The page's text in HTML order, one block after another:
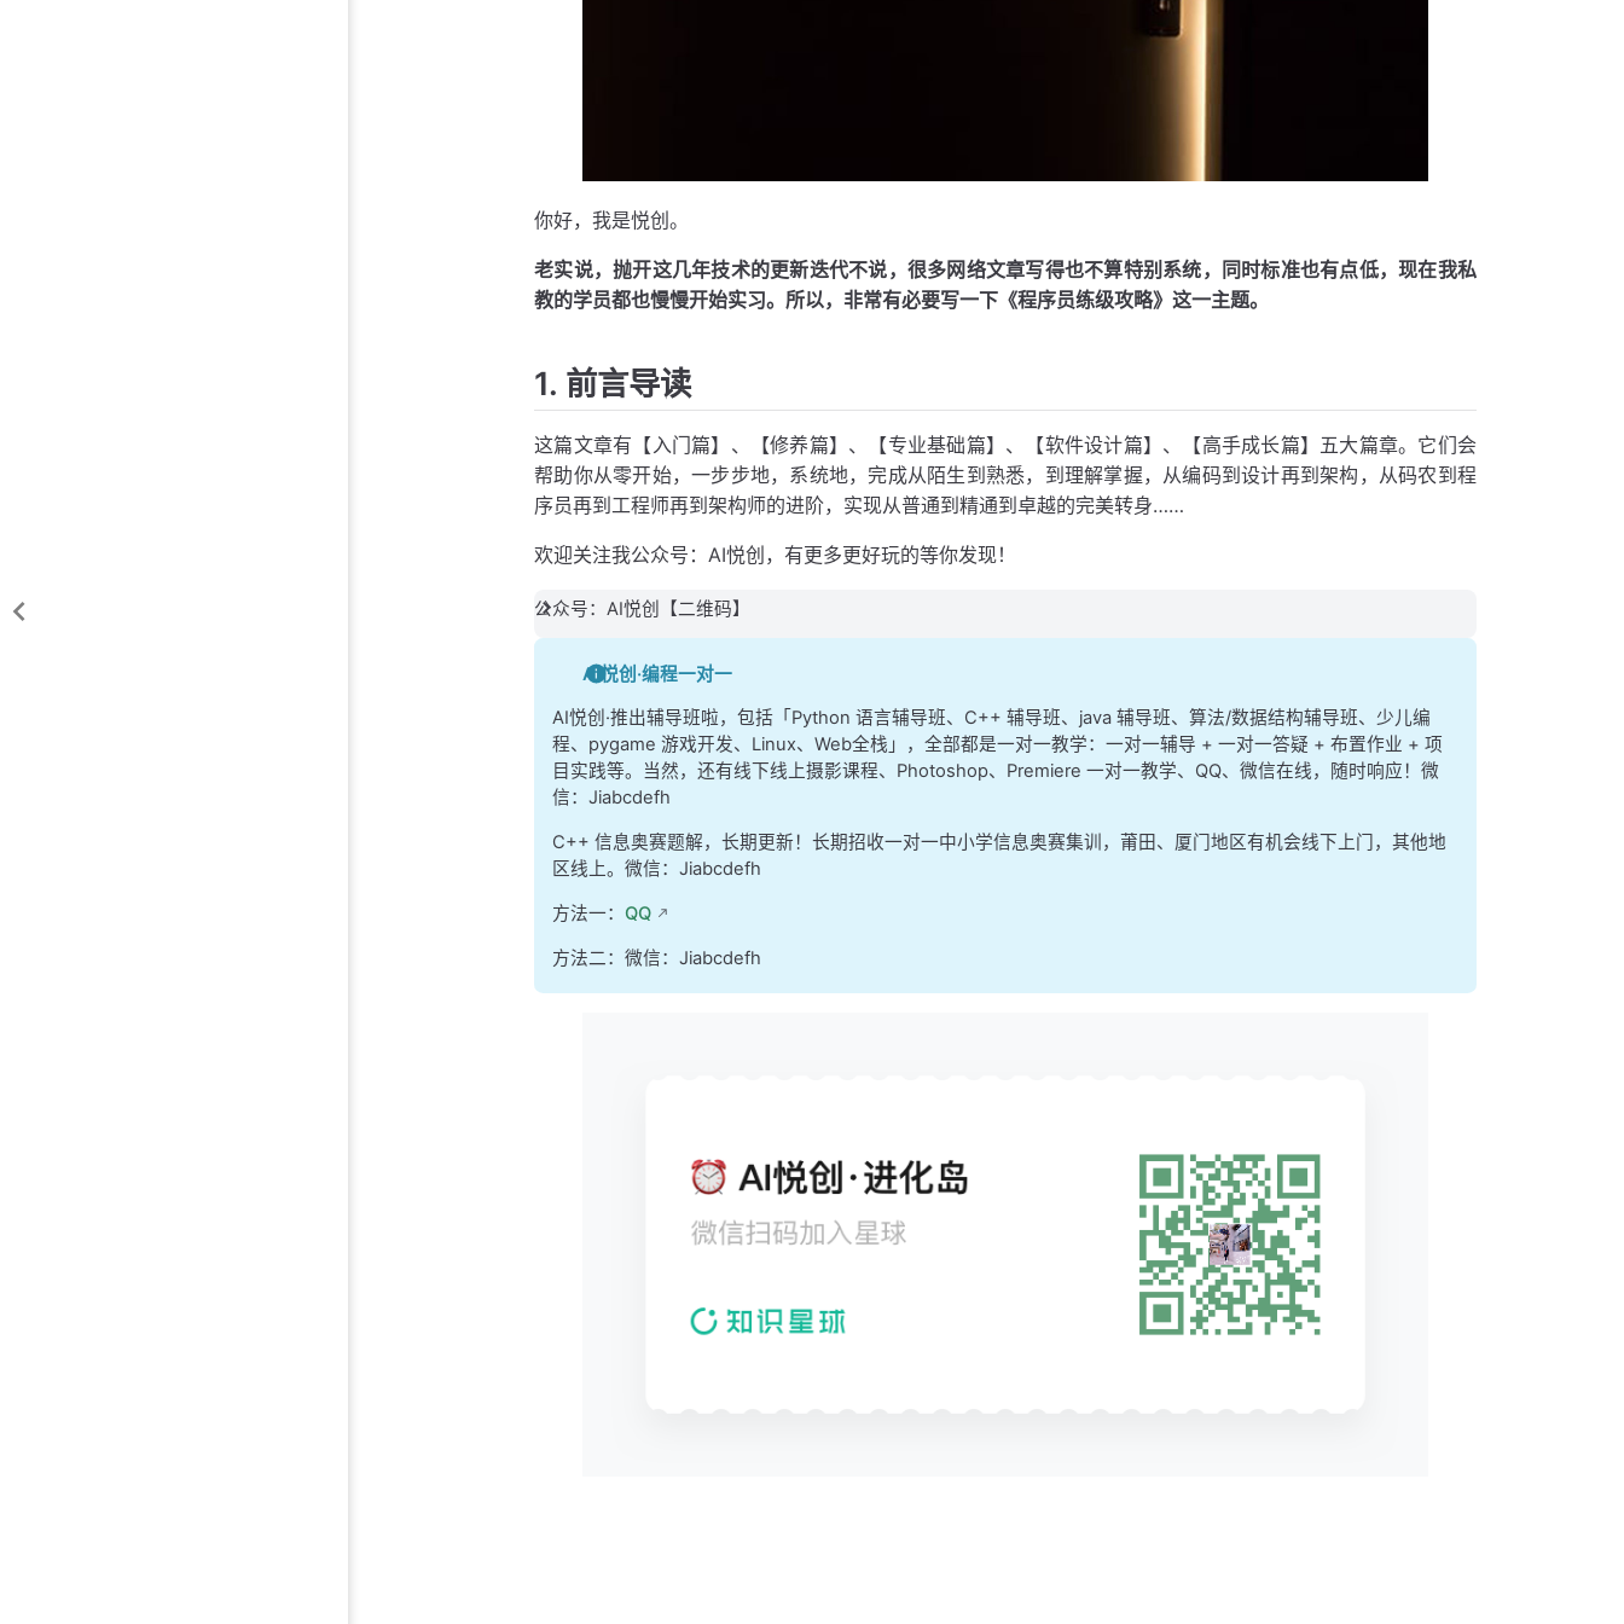
你好，我是悦创。
老实说，抛开这几年技术的更新迭代不说，很多网络文章写得也不算特别系统，同时标准也有点低，现在我私
教的学员都也慢慢开始实习。所以，非常有必要写一下《程序员练级攻略》这一主题。
1. 前言导读
这篇文章有【入门篇】、【修养篇】、【专业基础篇】、【软件设计篇】、【高手成长篇】五大篇章。它们会
帮助你从零开始，一步步地，系统地，完成从陌生到熟悉，到理解掌握，从编码到设计再到架构，从码农到程
序员再到工程师再到架构师的进阶，实现从普通到精通到卓越的完美转身……
欢迎关注我公众号：AI悦创，有更多更好玩的等你发现！
公众号：AI悦创【二维码】
AI悦创·编程一对一
AI悦创·推出辅导班啦，包括「Python 语言辅导班、C++ 辅导班、java 辅导班、算法/数据结构辅导班、少儿编
程、pygame 游戏开发、Linux、Web全栈」，全部都是一对一教学：一对一辅导 + 一对一答疑 + 布置作业 + 项
目实践等。当然，还有线下线上摄影课程、Photoshop、Premiere 一对一教学、QQ、微信在线，随时响应！微
信：Jiabcdefh
C++ 信息奥赛题解，长期更新！长期招收一对一中小学信息奥赛集训，莆田、厦门地区有机会线下上门，其他地
区线上。微信：Jiabcdefh
方法一： QQ
方法二：微信：Jiabcdefh